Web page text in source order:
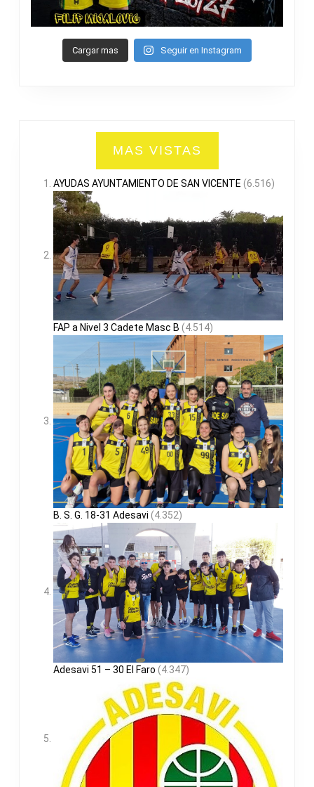
Cargar mas Seguir en Instagram
MAS VISTAS
AYUDAS AYUNTAMIENTO DE SAN VICENTE (6.516)
FAP a Nivel 3 Cadete Masc B (4.514)
B. S. G. 18-31 Adesavi (4.352)
Adesavi 51 – 30 El Faro (4.347)